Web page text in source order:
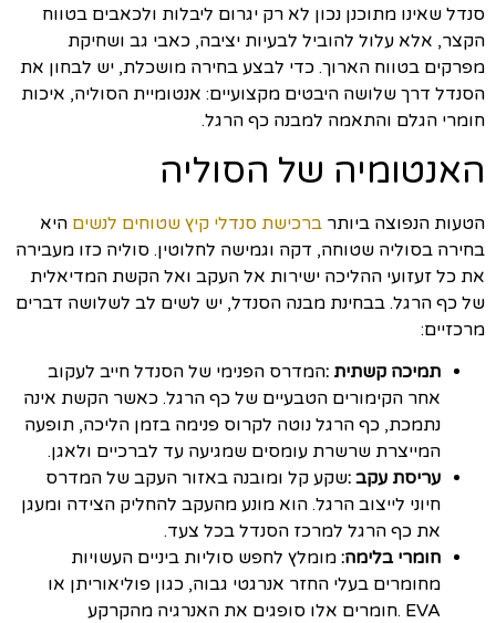
סנדל שאינו מתוכנן נכון לא רק יגרום ליבלות ולכאבים בטווח
הקצר, אלא עלול להוביל לבעיות יציבה, כאבי גב ושחיקת
מפרקים בטווח הארוך. כדי לבצע בחירה מושכלת, יש לבחון את
הסנדל דרך שלושה היבטים מקצועיים: אנטומיית הסוליה, איכות
חומרי הגלם והתאמה למבנה כף הרגל.
האנטומיה של הסוליה
הטעות הנפוצה ביותר ברכישת סנדלי קיץ שטוחים לנשים היא
בחירה בסוליה שטוחה, דקה וגמישה לחלוטין. סוליה כזו מעבירה
את כל זעזועי ההליכה ישירות אל העקב ואל הקשת המדיאלית
של כף הרגל. בבחינת מבנה הסנדל, יש לשים לב לשלושה דברים
מרכזיים:
תמיכה קשתית :המדרס הפנימי של הסנדל חייב לעקוב
אחר הקימורים הטבעיים של כף הרגל. כאשר הקשת אינה
נתמכת, כף הרגל נוטה לקרוס פנימה בזמן הליכה, תופעה
המייצרת שרשרת עומסים שמגיעה עד לברכיים ולאגן.
עריסת עקב :שקע קל ומובנה באזור העקב של המדרס
חיוני לייצוב הרגל. הוא מונע מהעקב להחליק הצידה ומעגן
את כף הרגל למרכז הסנדל בכל צעד.
חומרי בלימה: מומלץ לחפש סוליות ביניים העשויות
מחומרים בעלי החזר אנרגטי גבוה, כגון פוליאוריתן או
EVA .חומרים אלו סופגים את האנרגיה מהקרקע